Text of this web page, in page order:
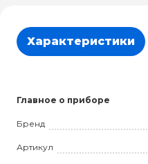
Характеристики
Главное о приборе
Бренд
Артикул